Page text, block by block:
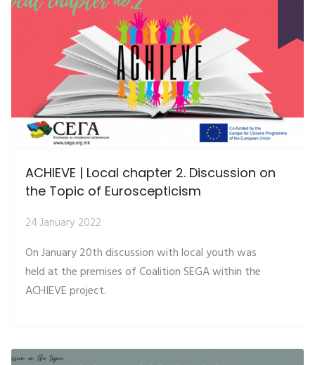
ACHIEVE | Local chapter 2. Discussion on
the Topic of Euroscepticism
24 January 2022
On January 20th discussion with local youth was
held at the premises of Coalition SEGA within the
ACHIEVE project.